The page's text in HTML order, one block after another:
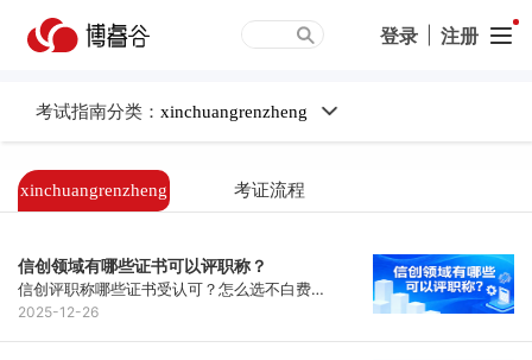
登录 注册
考试指南分类： xinchuangrenzheng
xinchuangrenzheng 考证流程
信创领域有哪些证书可以评职称？
信创评职称哪些证书受认可？怎么选不白费功
夫？信创评职称认可优先级为官方类＞厂商类
2025-12-26